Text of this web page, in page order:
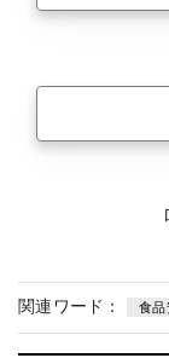
関連ワード： 食品